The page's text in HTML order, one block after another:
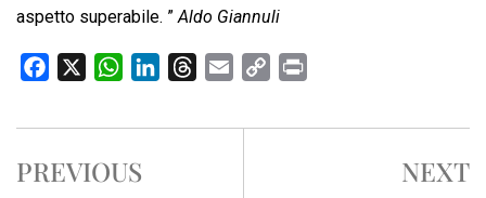
aspetto superabile. ”Aldo Giannuli
c
b
W
a
s
n
r
a
p
i
PREVIOUS NEXT